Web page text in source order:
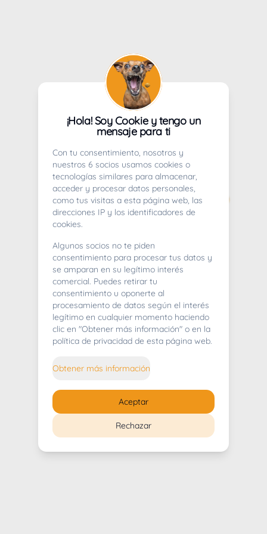
404
Whoops! Lo sentimos mucho.
¡Hola! Soy Cookie y tengo un
mensaje para ti
Con tu consentimiento, nosotros y
nuestros 6 socios usamos cookies o
tecnologías similares para almacenar,
acceder y procesar datos personales,
como tus visitas a esta página web, las
direcciones IP y los identificadores de
cookies.
Algunos socios no te piden
consentimiento para procesar tus datos y
se amparan en su legítimo interés
comercial. Puedes retirar tu
consentimiento u oponerte al
procesamiento de datos según el interés
legítimo en cualquier momento haciendo
clic en "Obtener más información" o en la
política de privacidad de esta página web.
Obtener más información
Rechazar
Aceptar